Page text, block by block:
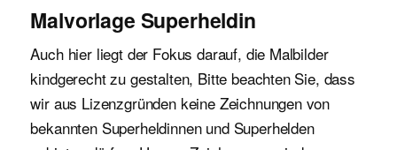
Malvorlage Superheldin
Auch hier liegt der Fokus darauf, die Malbilder
kindgerecht zu gestalten, Bitte beachten Sie, dass
wir aus Lizenzgründen keine Zeichnungen von
bekannten Superheldinnen und Superhelden